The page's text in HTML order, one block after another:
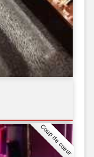
Coup de coeur